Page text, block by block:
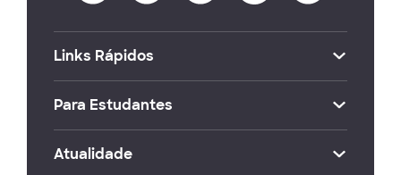
Links Rápidos
Para Estudantes
Atualidade